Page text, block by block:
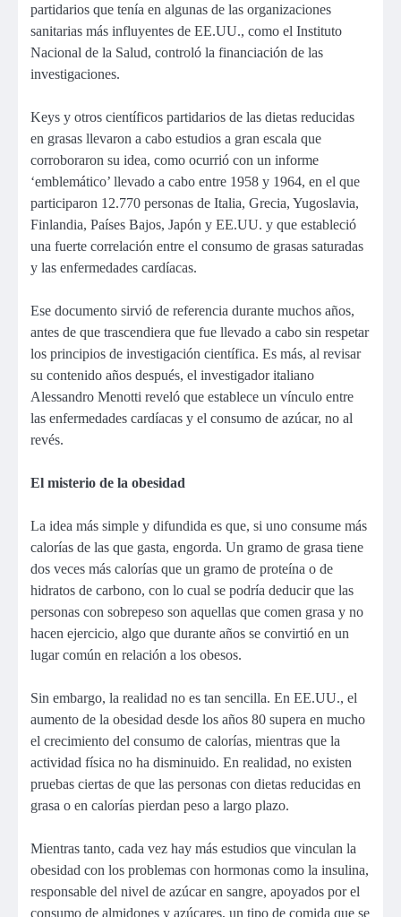
partidarios que tenía en algunas de las organizaciones
sanitarias más influyentes de EE.UU., como el Instituto
Nacional de la Salud, controló la financiación de las
investigaciones.
Keys y otros científicos partidarios de las dietas reducidas
en grasas llevaron a cabo estudios a gran escala que
corroboraron su idea, como ocurrió con un informe
‘emblemático’ llevado a cabo entre 1958 y 1964, en el que
participaron 12.770 personas de Italia, Grecia, Yugoslavia,
Finlandia, Países Bajos, Japón y EE.UU. y que estableció
una fuerte correlación entre el consumo de grasas saturadas
y las enfermedades cardíacas.
Ese documento sirvió de referencia durante muchos años,
antes de que trascendiera que fue llevado a cabo sin respetar
los principios de investigación científica. Es más, al revisar
su contenido años después, el investigador italiano
Alessandro Menotti reveló que establece un vínculo entre
las enfermedades cardíacas y el consumo de azúcar, no al
revés.
El misterio de la obesidad
La idea más simple y difundida es que, si uno consume más
calorías de las que gasta, engorda. Un gramo de grasa tiene
dos veces más calorías que un gramo de proteína o de
hidratos de carbono, con lo cual se podría deducir que las
personas con sobrepeso son aquellas que comen grasa y no
hacen ejercicio, algo que durante años se convirtió en un
lugar común en relación a los obesos.
Sin embargo, la realidad no es tan sencilla. En EE.UU., el
aumento de la obesidad desde los años 80 supera en mucho
el crecimiento del consumo de calorías, mientras que la
actividad física no ha disminuido. En realidad, no existen
pruebas ciertas de que las personas con dietas reducidas en
grasa o en calorías pierdan peso a largo plazo.
Mientras tanto, cada vez hay más estudios que vinculan la
obesidad con los problemas con hormonas como la insulina,
responsable del nivel de azúcar en sangre, apoyados por el
consumo de almidones y azúcares, un tipo de comida que se